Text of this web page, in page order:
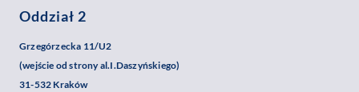
Oddział 2
Grzegórzecka 11/U2
(wejście od strony al.I.Daszyńskiego)
31-532 Kraków